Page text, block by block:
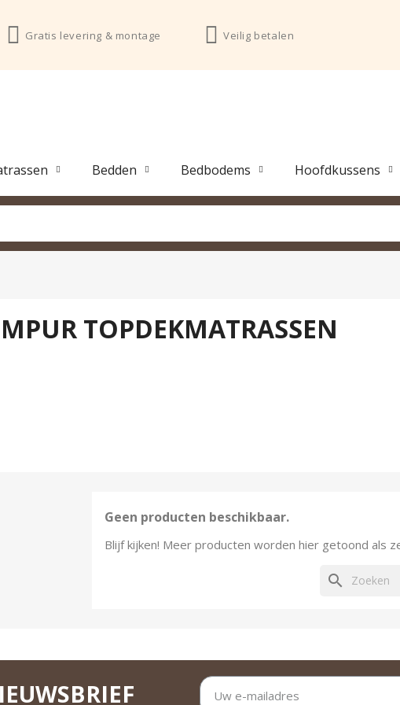
Gratis levering & montage Veilig betalen
Bedden Bedbodems Hoofdkussens
TOPDEKMATRASSEN
Geen producten beschikbaar.
Blijf kijken! Meer producten worden hier getoond als
search